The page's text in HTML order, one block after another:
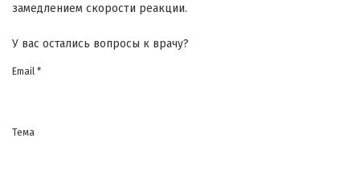
замедлением скорости реакции.
У вас остались вопросы к врачу?
Email *
Тема